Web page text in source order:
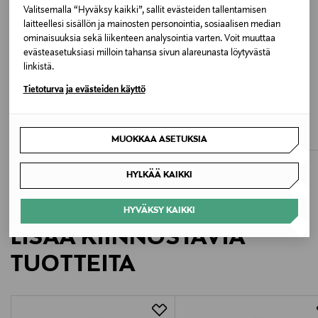
Valitsemalla “Hyväksy kaikki”, sallit evästeiden tallentamisen
laitteellesi sisällön ja mainosten personointia, sosiaalisen median
ominaisuuksia sekä liikenteen analysointia varten. Voit muuttaa
evästeasetuksiasi milloin tahansa sivun alareunasta löytyvästä
linkistä.
Tietoturva ja evästeiden käyttö
MUOKKAA ASETUKSIA
HYLKÄÄ KAIKKI
HYVÄKSY KAIKKI
Väri
1624 UMBRA BROWN
Valmistusmaa
Intia
Marc O'Polo Einzelhandels GmbH
Valmistajan osoite
Hofgartenstraße 1, 83071 Stephanskirchen, Germany
ALE –40%
Discounted Price
53,90 €
LISÄÄ KIINNOSTAVIA
TUOTTEITA